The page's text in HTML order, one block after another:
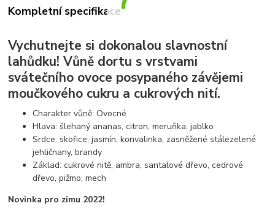
Kompletní specifikace
Vychutnejte si dokonalou slavnostní
lahůdku! Vůně dortu s vrstvami
svátečního ovoce posypaného závějemi
moučkového cukru a cukrových nití.
Charakter vůně: Ovocné
Hlava: šlehaný ananas, citron, meruňka, jablko
Srdce: skořice, jasmín, konvalinka, zasněžené stálezelené
jehličnany, brandy
Základ: cukrové nitě, ambra, santalové dřevo, cedrové
dřevo, pižmo, mech
Novinka pro zimu 2022!